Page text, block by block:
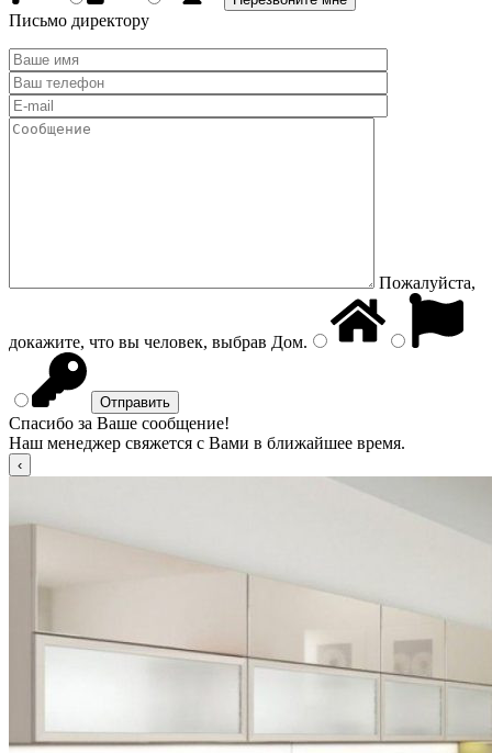
Письмо директору
Пожалуйста,
докажите, что вы человек, выбрав Дом.
Спасибо за Ваше сообщение!
Наш менеджер свяжется с Вами в ближайшее время.